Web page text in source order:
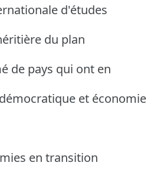
d'études
du plan
de pays qui ont en
et économie
en transition